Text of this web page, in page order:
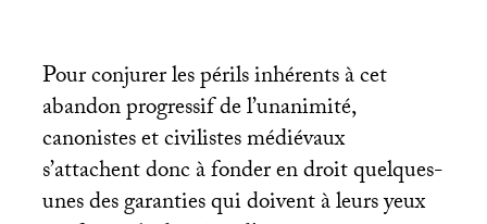
Pour conjurer les périls inhérents à cet
abandon progressif de l’unanimité,
canonistes et civilistes médiévaux
s’attachent donc à fonder en droit quelques-
unes des garanties qui doivent à leurs yeux